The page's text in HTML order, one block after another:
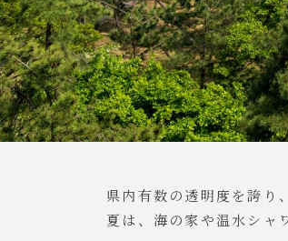
県内有数の透明度を誇り
夏は、海の家や温水シャ